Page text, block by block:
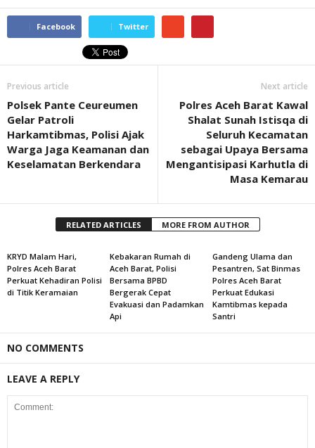
Facebook Twitter
Previous article
Polsek Pante Ceureumen
Gelar Patroli
Harkamtibmas, Polisi Ajak
Warga Jaga Keamanan dan
Keselamatan Berkendara
Next article
Polres Aceh Barat Kawal
Shalat Sunah Istisqa di
Seluruh Kecamatan
sebagai Upaya Bersama
Mengantisipasi Karhutla di
Masa Kemarau
RELATED ARTICLES MORE FROM AUTHOR
KRYD Malam Hari,
Polres Aceh Barat
Perkuat Kehadiran Polisi
di Titik Keramaian
Kebakaran Rumah di
Aceh Barat, Polisi
Bersama BPBD
Bergerak Cepat
Evakuasi dan Padamkan
Api
Gandeng Ulama dan
Pesantren, Sat Binmas
Polres Aceh Barat
Perkuat Edukasi
Kamtibmas kepada
Santri
NO COMMENTS
LEAVE A REPLY